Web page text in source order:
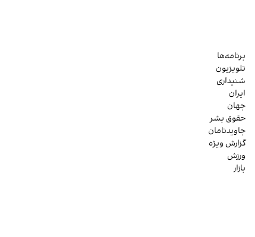
برنامه‌ها
تلویزیون
شنیداری
ایران
جهان
حقوق بشر
جاویدنامان
گزارش ویژه
ورزش
بازار